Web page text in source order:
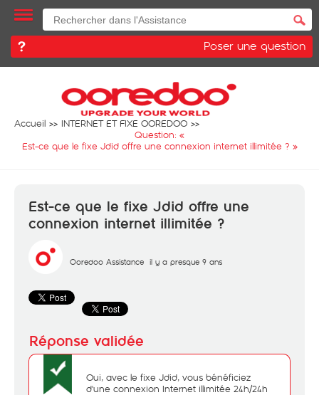
Poser une question
Accueil
INTERNET ET FIXE OOREDOO
Question: «
Est-ce que le fixe Jdid offre une connexion internet illimitée ? »
Est-ce que le fixe Jdid offre une
connexion internet illimitée ?
Ooredoo Assistance il y a presque 9 ans
Oui, avec le fixe Jdid, vous bénéficiez
d'une connexion Internet illimitée 24h/24h